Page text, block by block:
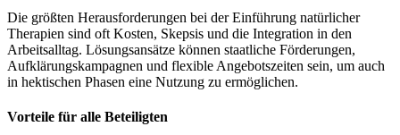
Die größten Herausforderungen bei der Einführung natürlicher
Therapien sind oft Kosten, Skepsis und die Integration in den
Arbeitsalltag. Lösungsansätze können staatliche Förderungen,
Aufklärungskampagnen und flexible Angebotszeiten sein, um auch
in hektischen Phasen eine Nutzung zu ermöglichen.
Vorteile für alle Beteiligten